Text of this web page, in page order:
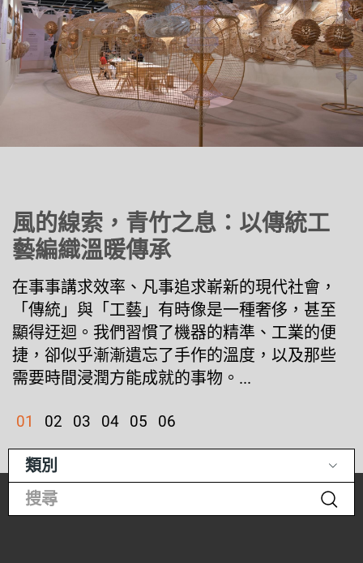
風的線索，青竹之息：以傳統工
藝編織溫暖傳承
在事事講求效率、凡事追求嶄新的現代社會，
「傳統」與「工藝」有時像是一種奢侈，甚至
顯得迂迴。我們習慣了機器的精準、工業的便
捷，卻似乎漸漸遺忘了手作的溫度，以及那些
需要時間浸潤方能成就的事物。...
01 02 03 04 05 06
類別